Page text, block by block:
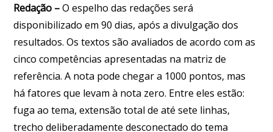
Redação –O espelho das redações será
disponibilizado em 90 dias, após a divulgação dos
resultados. Os textos são avaliados de acordo com as
cinco competências apresentadas na matriz de
referência. A nota pode chegar a 1000 pontos, mas
há fatores que levam à nota zero. Entre eles estão:
fuga ao tema, extensão total de até sete linhas,
trecho deliberadamente desconectado do tema